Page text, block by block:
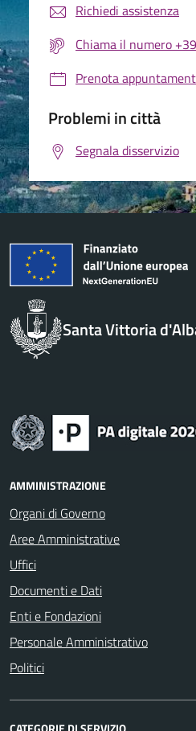
Richiedi assistenza
Chiama il numero
Prenota
Problemi in città
Segnala disservizio
Santa Vittoria
AMMINISTRAZIONE
Organi di Governo
Aree Amministrative
Uffici
Documenti e Dati
Enti e Fondazioni
Personale Amministrativo
Politici